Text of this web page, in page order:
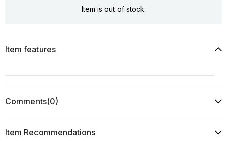
Item is out of stock.
Item features
Comments(0)
Item Recommendations